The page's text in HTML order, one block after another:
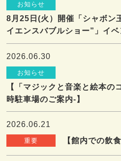
お知らせ
8月25日(火）開催「シャボン
イエンスバブルショー”」イ
2026.06.30
お知らせ
【「マジックと音楽と絵本の
時駐車場のご案内-】
2026.06.21
重要 【館内での飲